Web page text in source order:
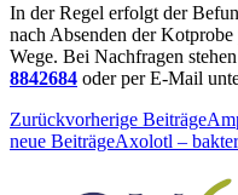
In der Regel erfolgt der
nach Absenden der
Wege. Bei Nachfragen
8842684 oder per E-Mail
Zurückvorherige Beiträge
neue BeiträgeAxolotl –